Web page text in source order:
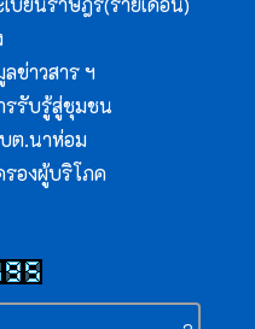
ข่าวสาร ฯ
รรับรู้สู่ชุมชน
ต.นาห่อม
องผู้บริโภค